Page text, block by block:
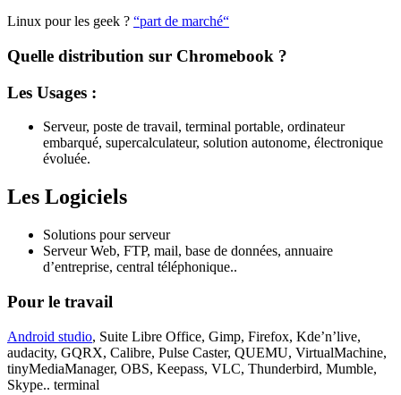
Linux pour les geek ? “part de marché“
Quelle distribution sur Chromebook ?
Les Usages :
Serveur, poste de travail, terminal portable, ordinateur
embarqué, supercalculateur, solution autonome, électronique
évoluée.
Les Logiciels
Solutions pour serveur
Serveur Web, FTP, mail, base de données, annuaire
d’entreprise, central téléphonique..
Pour le travail
Android studio, Suite Libre Office, Gimp, Firefox, Kde’n’live,
audacity, GQRX, Calibre, Pulse Caster, QUEMU, VirtualMachine,
tinyMediaManager, OBS, Keepass, VLC, Thunderbird, Mumble,
Skype.. terminal